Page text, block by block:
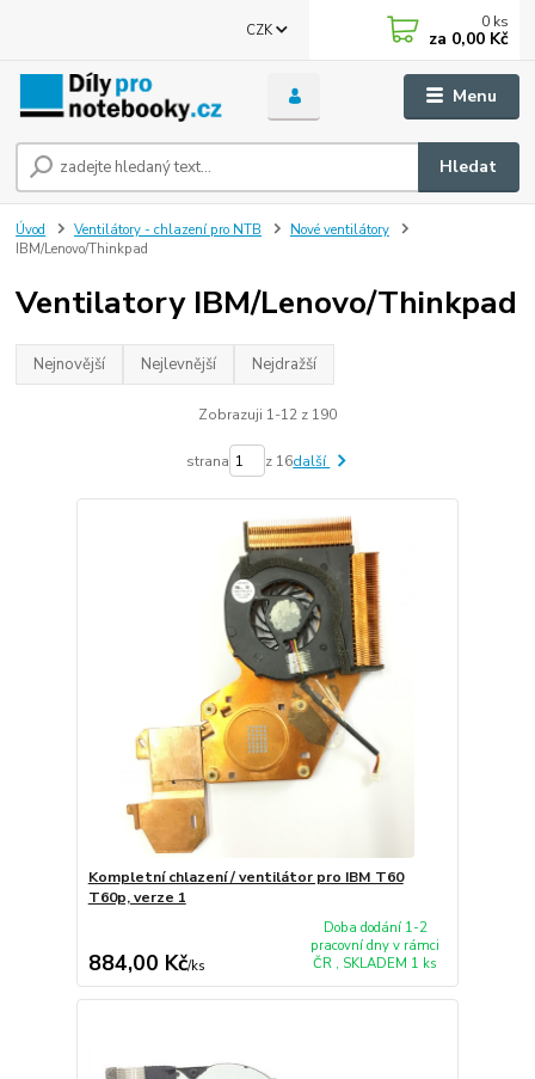
Menu
CZK
Hledat
0 ks
za 0,00 Kč
Úvod Ventilátory - chlazení pro NTB
Nové ventilátory
IBM/Lenovo/Thinkpad
Ventilatory IBM/Lenovo/Thinkpad
Nejnovější Nejlevnější Nejdražší
Zobrazuji 1-12 z 190
strana z 16další
Kompletní chlazení / ventilátor pro IBM T60
T60p, verze 1
884,00 Kč/ks
Doba dodání 1-2
pracovní dny v rámci
ČR , SKLADEM 1 ks